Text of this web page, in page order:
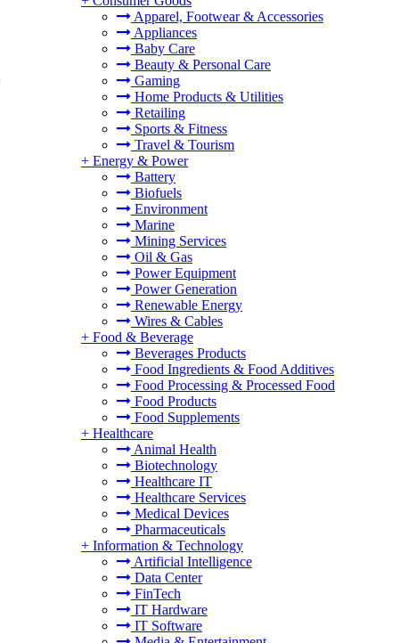
Apparel, Footwear & Accessories
Appliances
Baby Care
Beauty & Personal Care
Gaming
Home Products & Utilities
Retailing
Sports & Fitness
Travel & Tourism
+ Energy & Power
Battery
Biofuels
Environment
Marine
Mining Services
Oil & Gas
Power Equipment
Power Generation
Renewable Energy
Wires & Cables
+ Food & Beverage
Beverages Products
Food Ingredients & Food Additives
Food Processing & Processed Food
Food Products
Food Supplements
+ Healthcare
Animal Health
Biotechnology
Healthcare IT
Healthcare Services
Medical Devices
Pharmaceuticals
+ Information & Technology
Artificial Intelligence
Data Center
FinTech
IT Hardware
IT Software